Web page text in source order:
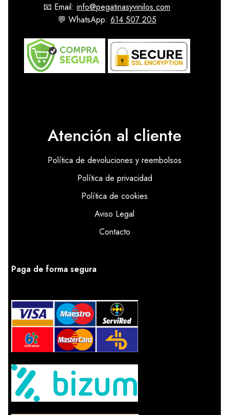
📧 Email: info@pegatinasyvinilos.com
💬 WhatsApp: 614 507 205
Atención al cliente
Política de devoluciones y reembolsos
Política de privacidad
Política de cookies
Aviso Legal
Contacto
Paga de forma segura